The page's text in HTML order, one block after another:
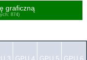
graficzną
874)